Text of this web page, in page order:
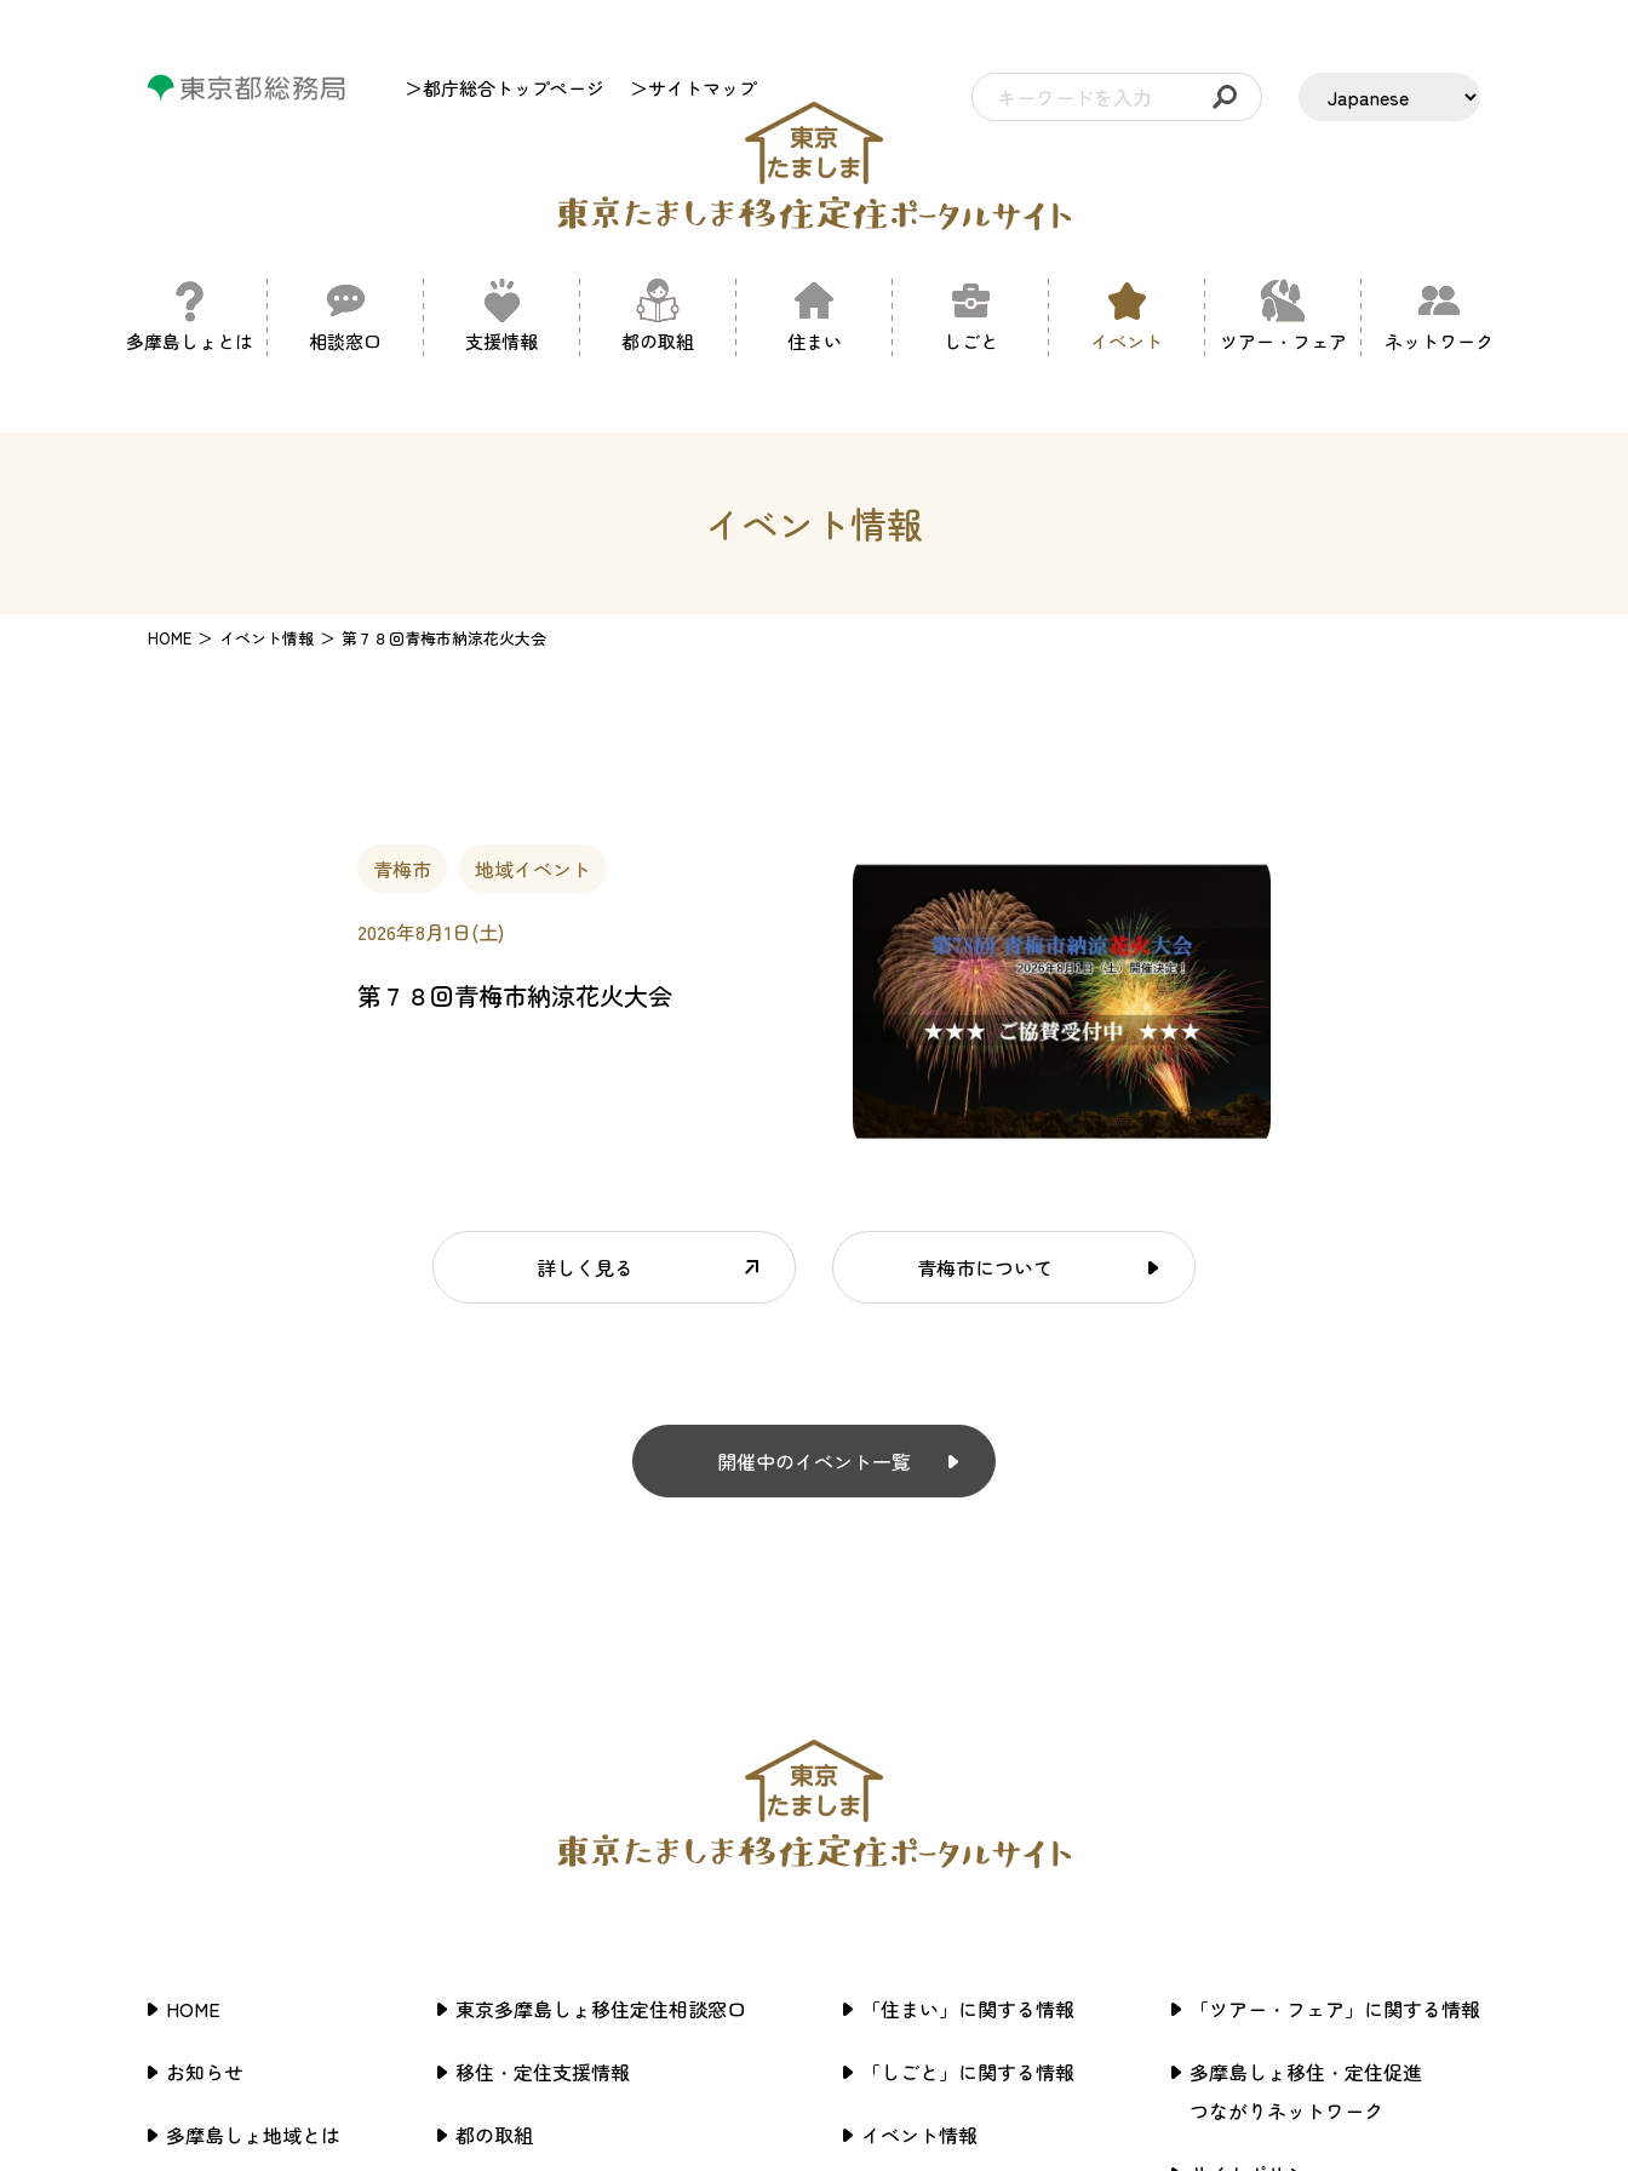
＞都庁総合トップページ ＞サイトマップ
多摩島しょとは 相談窓口 支援情報 都の取組 住まい しごと イベント ツアー・フェア ネットワーク
イベント情報
HOME イベント情報 第７８回青梅市納涼花火大会
青梅市 地域イベント
2026年8月1日(土)
第７８回青梅市納涼花火大会
詳しく見る 青梅市について
開催中のイベント一覧
HOME
お知らせ
多摩島しょ地域とは
東京多摩島しょ移住定住相談窓口
移住・定住支援情報
都の取組
「住まい」に関する情報
「しごと」に関する情報
イベント情報
「ツアー・フェア」に関する情報
多摩島しょ移住・定住促進
つながりネットワーク